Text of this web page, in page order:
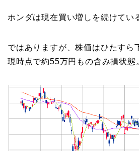
ホンダは現在買い増しを続けてい
ではありますが、株価はひたすら
現時点で約55万円もの含み損状態